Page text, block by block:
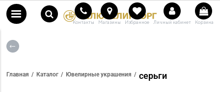
Контакты Магазины Избранное Личный кабинет Корзина
Главная Каталог Ювелирные украшения серьги